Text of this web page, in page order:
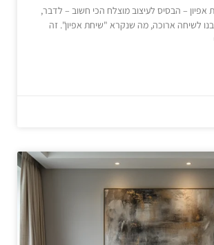
אפיון – הבסיס לעיצוב מוצלח הכי חשוב – לדבר,
לשיחה ארוכה, מה שנקרא "שיחת אפיון". זה